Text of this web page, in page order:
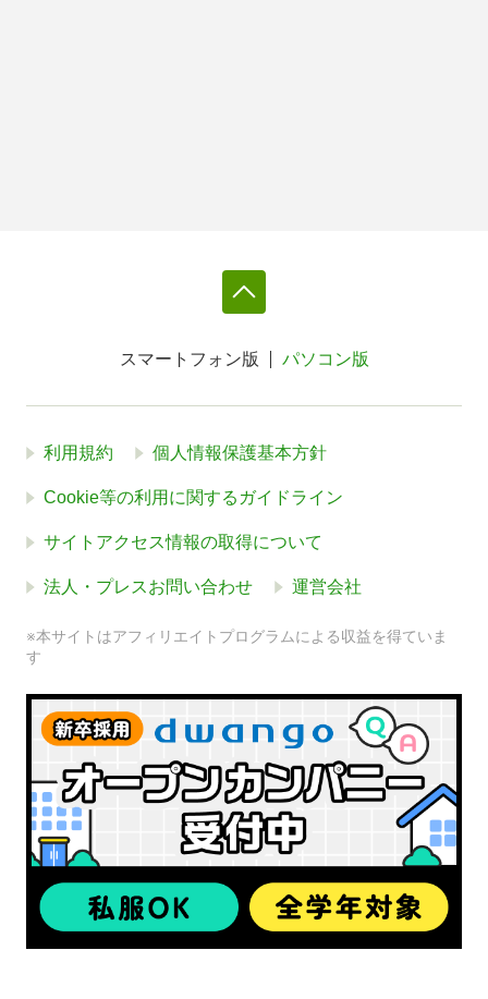
スマートフォン版 パソコン版
利用規約 個人情報保護基本方針
Cookie等の利用に関するガイドライン
サイトアクセス情報の取得について
法人・プレスお問い合わせ 運営会社
※本サイトはアフィリエイトプログラムによる収益を得ていま
す